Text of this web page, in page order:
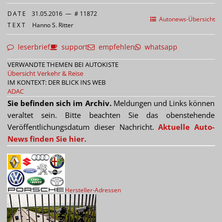
Autonews-Übersicht
DATE 31.05.2016 — # 11872
TEXT Hanno S. Ritter
leserbrief support empfehlen whatsapp
VERWANDTE THEMEN BEI AUTOKISTE
Übersicht Verkehr & Reise
IM KONTEXT: DER BLICK INS WEB
ADAC
Sie befinden sich im Archiv.Meldungen und Links können
veraltet sein. Bitte beachten Sie das obenstehende
Veröffentlichungsdatum dieser Nachricht.Aktuelle Auto-
News finden Sie hier.
Hersteller-Adressen